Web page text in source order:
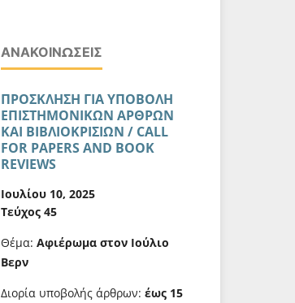
ΑΝΑΚΟΙΝΏΣΕΙΣ
ΠΡΟΣΚΛΗΣΗ ΓΙΑ ΥΠΟΒΟΛΗ
ΕΠΙΣΤΗΜΟΝΙΚΩΝ ΑΡΘΡΩΝ
ΚΑΙ ΒΙΒΛΙΟΚΡΙΣΙΩΝ / CALL
FOR PAPERS AND BOOK
REVIEWS
Ιουλίου 10, 2025
Τεύχος 45
Θέμα: Αφιέρωμα στον Ιούλιο
Βερν
Διορία υποβολής άρθρων: έως 15